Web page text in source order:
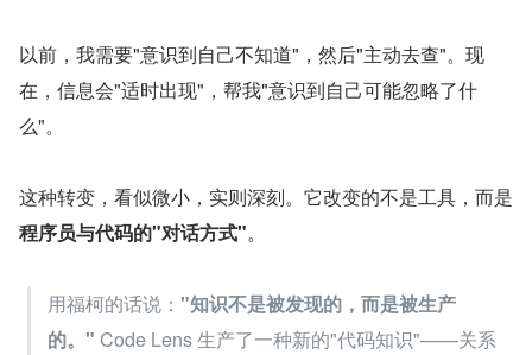
以前，我需要"意识到自己不知道"，然后"主动去查"。现
在，信息会"适时出现"，帮我"意识到自己可能忽略了什
么"。
这种转变，看似微小，实则深刻。它改变的不是工具，而是
程序员与代码的"对话方式"。
用福柯的话说： "知识不是被发现的，而是被生产
的。" Code Lens 生产了一种新的"代码知识"——关系